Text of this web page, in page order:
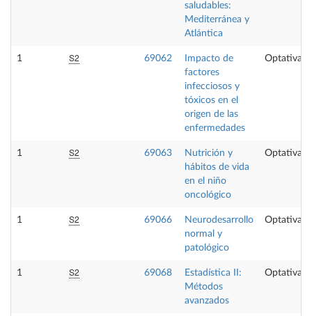
saludables:
Mediterránea y
Atlántica
1 S2 69062
Impacto de
factores
infecciosos y
tóxicos en el
origen de las
enfermedades
Optativa
1 S2 69063
Nutrición y
hábitos de vida
en el niño
oncológico
Optativa
1 S2 69066
Neurodesarrollo
normal y
patológico
Optativa
1 S2 69068
Estadística II:
Métodos
avanzados
Optativa